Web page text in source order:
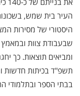
העיר בית שמש,
היסטורי של מסירות
שבעבודת צוות
ומביאים תוצאות. כך
תשפ"ד בכיתות חדשות
בבתי הספר ובתלמודי